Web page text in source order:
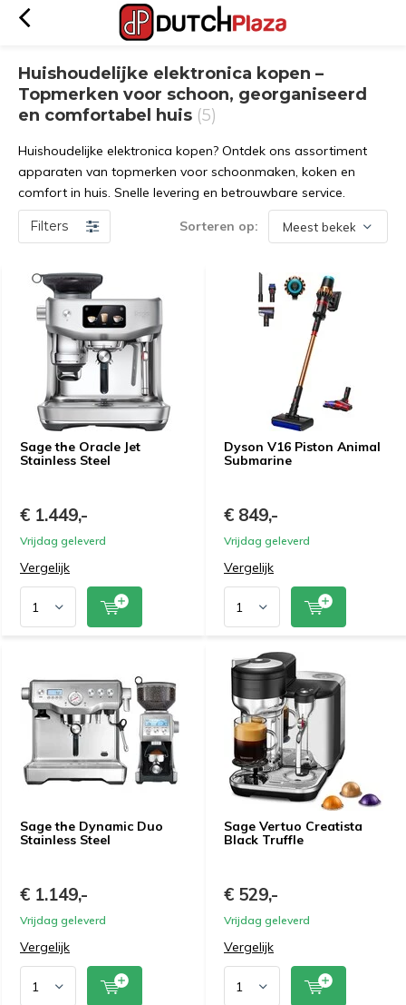
Huishoudelijke elektronica kopen –
Topmerken voor schoon, georganiseerd
en comfortabel huis (5)
Huishoudelijke elektronica kopen? Ontdek ons assortiment
apparaten van topmerken voor schoonmaken, koken en
comfort in huis. Snelle levering en betrouwbare service.
Filters Sorteren op:
Sage the Oracle Jet
Stainless Steel
€ 1.449,-
Vrijdag geleverd
Vergelijk
Dyson V16 Piston Animal
Submarine
€ 849,-
Vrijdag geleverd
Vergelijk
Sage the Dynamic Duo
Stainless Steel
€ 1.149,-
Vrijdag geleverd
Vergelijk
Sage Vertuo Creatista
Black Truffle
€ 529,-
Vrijdag geleverd
Vergelijk